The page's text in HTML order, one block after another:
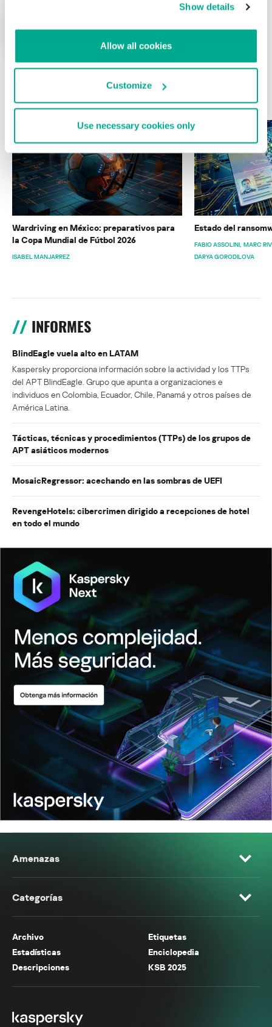
Show details
Allow all cookies
Customize
Use necessary cookies only
ÚLTIMAS PUBLICACIONES
Wardriving en México: preparativos para
la Copa Mundial de Fútbol 2026
ISABEL MANJARREZ
Estado del
FABIO ASSOLINI MARC
DARYA GORODILOVA
INFORMES
BlindEagle vuela alto en LATAM
Kaspersky proporciona información sobre la actividad y los TTPs
del APT BlindEagle. Grupo que apunta a organizaciones e
individuos en Colombia, Ecuador, Chile, Panamá y otros países de
América Latina.
Tácticas, técnicas y procedimientos (TTPs) de los grupos de
APT asiáticos modernos
MosaicRegressor: acechando en las sombras de UEFI
RevengeHotels: cibercrimen dirigido a recepciones de hotel
en todo el mundo
Amenazas
Categorías
Archivo
Etiquetas
Estadísticas
Enciclopedia
Descripciones
KSB 2025